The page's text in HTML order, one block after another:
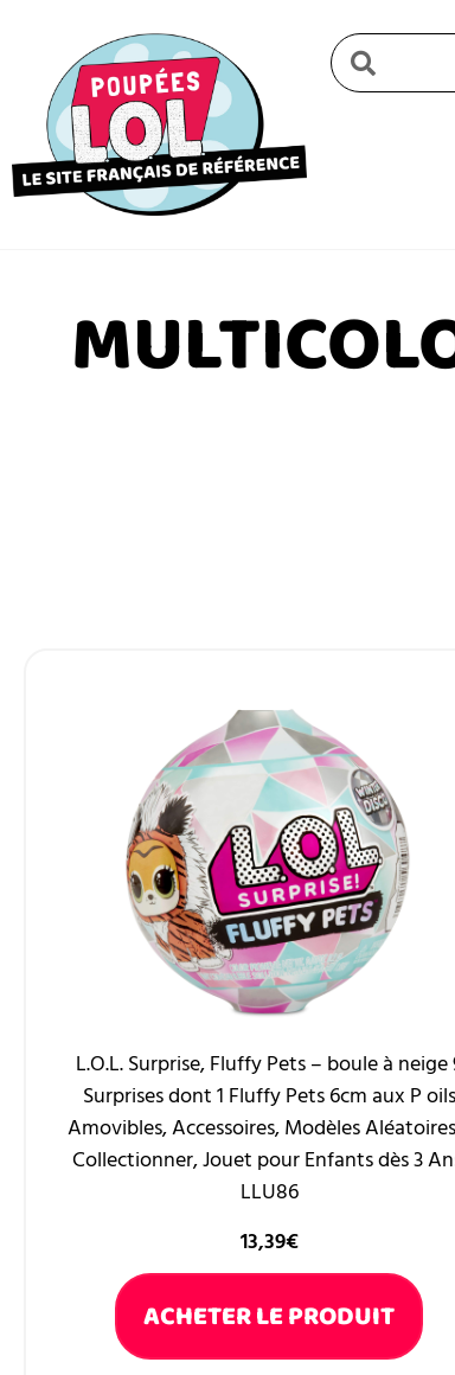
L.O.L. Surprise, Fluffy Pets – boule à neige
Surprises dont 1 Fluffy Pets 6cm aux P oils
Amovibles, Accessoires, Modèles
Collectionner, Jouet pour Enfants dès 3
LLU86
13,39€
ACHETER LE PRODUIT